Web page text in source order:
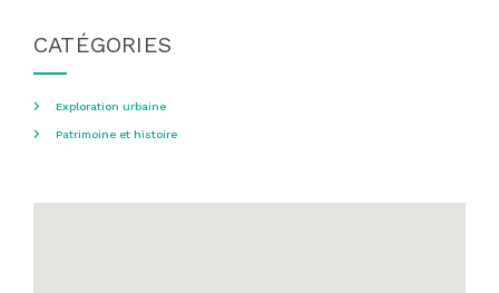
CATÉGORIES
Exploration urbaine
Patrimoine et histoire